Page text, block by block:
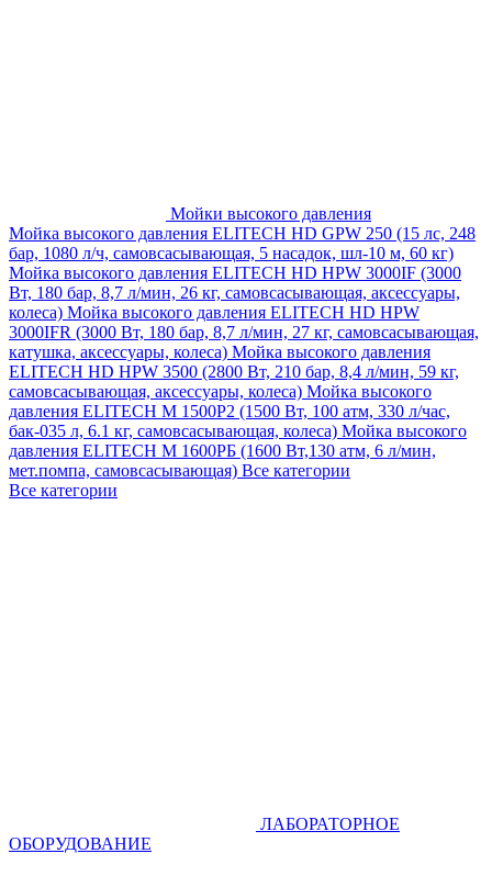
Мойки высокого давления
Мойка высокого давления ELITECH HD GPW 250 (15 лс, 248
бар, 1080 л/ч, самовсасывающая, 5 насадок, шл-10 м, 60 кг)
Мойка высокого давления ELITECH HD HPW 3000IF (3000
Вт, 180 бар, 8,7 л/мин, 26 кг, самовсасывающая, аксессуары,
колеса) Мойка высокого давления ELITECH HD HPW
3000IFR (3000 Вт, 180 бар, 8,7 л/мин, 27 кг, самовсасывающая,
катушка, аксессуары, колеса) Мойка высокого давления
ELITECH HD HPW 3500 (2800 Вт, 210 бар, 8,4 л/мин, 59 кг,
самовсасывающая, аксессуары, колеса) Мойка высокого
давления ELITECH M 1500P2 (1500 Вт, 100 атм, 330 л/час,
бак-035 л, 6.1 кг, самовсасывающая, колеса) Мойка высокого
давления ELITECH М 1600РБ (1600 Вт,130 атм, 6 л/мин,
мет.помпа, самовсасывающая) Все категории
Все категории
ЛАБОРАТОРНОЕ
ОБОРУДОВАНИЕ